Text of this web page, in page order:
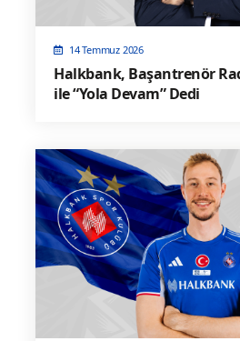
14 Temmuz 2026
Halkbank, Başantrenör
ile “Yola Devam” Dedi